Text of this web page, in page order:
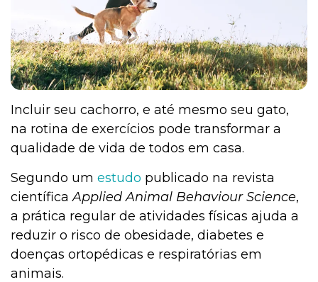
Saúde
Incluir seu cachorro, e até mesmo seu gato,
na rotina de exercícios pode transformar a
qualidade de vida de todos em casa.
Segundo um estudo publicado na revista
científicaApplied Animal Behaviour Science,
a prática regular de atividades físicas ajuda a
reduzir o risco de obesidade, diabetes e
doenças ortopédicas e respiratórias em
animais.